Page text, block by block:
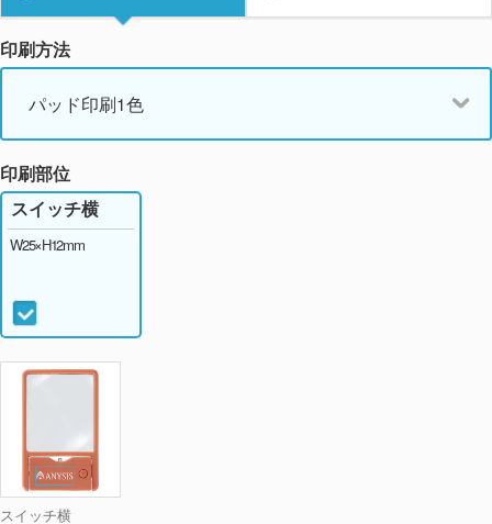
印刷方法
パッド印刷1色
印刷部位
スイッチ横
スイッチ横
W25×H12mm